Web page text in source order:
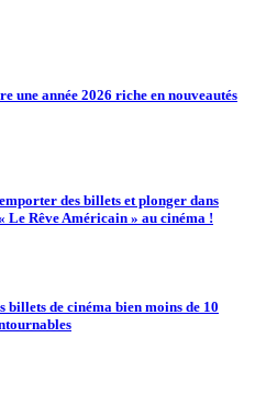
une année 2026 riche en nouveautés
des billets et plonger dans
Le Rêve Américain » au cinéma !
billets de cinéma bien moins de 10